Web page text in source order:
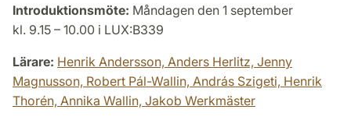
Introduktionsmöte: Måndagen den 1 september
kl. 9.15 – 10.00 i LUX:B339
Lärare: Henrik Andersson, Anders Herlitz, Jenny
Magnusson, Robert Pál-Wallin, András Szigeti, Henrik
Thorén, Annika Wallin, Jakob Werkmäster